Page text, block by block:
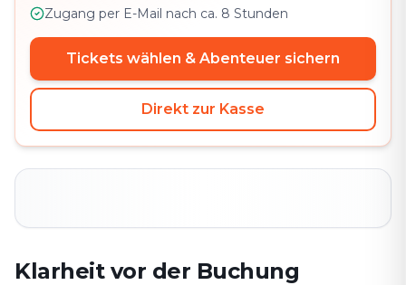
Zugang per E-Mail nach ca. 8 Stunden
Tickets wählen & Abenteuer sichern
Direkt zur Kasse
Klarheit vor der Buchung